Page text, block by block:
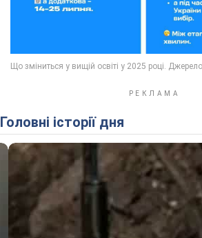
Головні історії дня